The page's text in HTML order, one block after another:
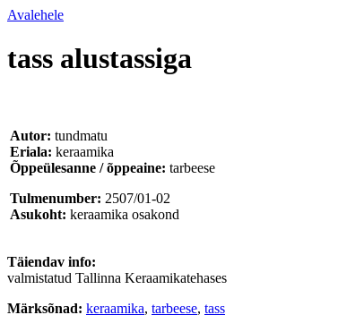
Avalehele
tass alustassiga
Autor: tundmatu
Eriala: keraamika
Õppeülesanne / õppeaine: tarbeese
Tulmenumber: 2507/01-02
Asukoht: keraamika osakond
Täiendav info:
valmistatud Tallinna Keraamikatehases
Märksõnad: keraamika, tarbeese, tass